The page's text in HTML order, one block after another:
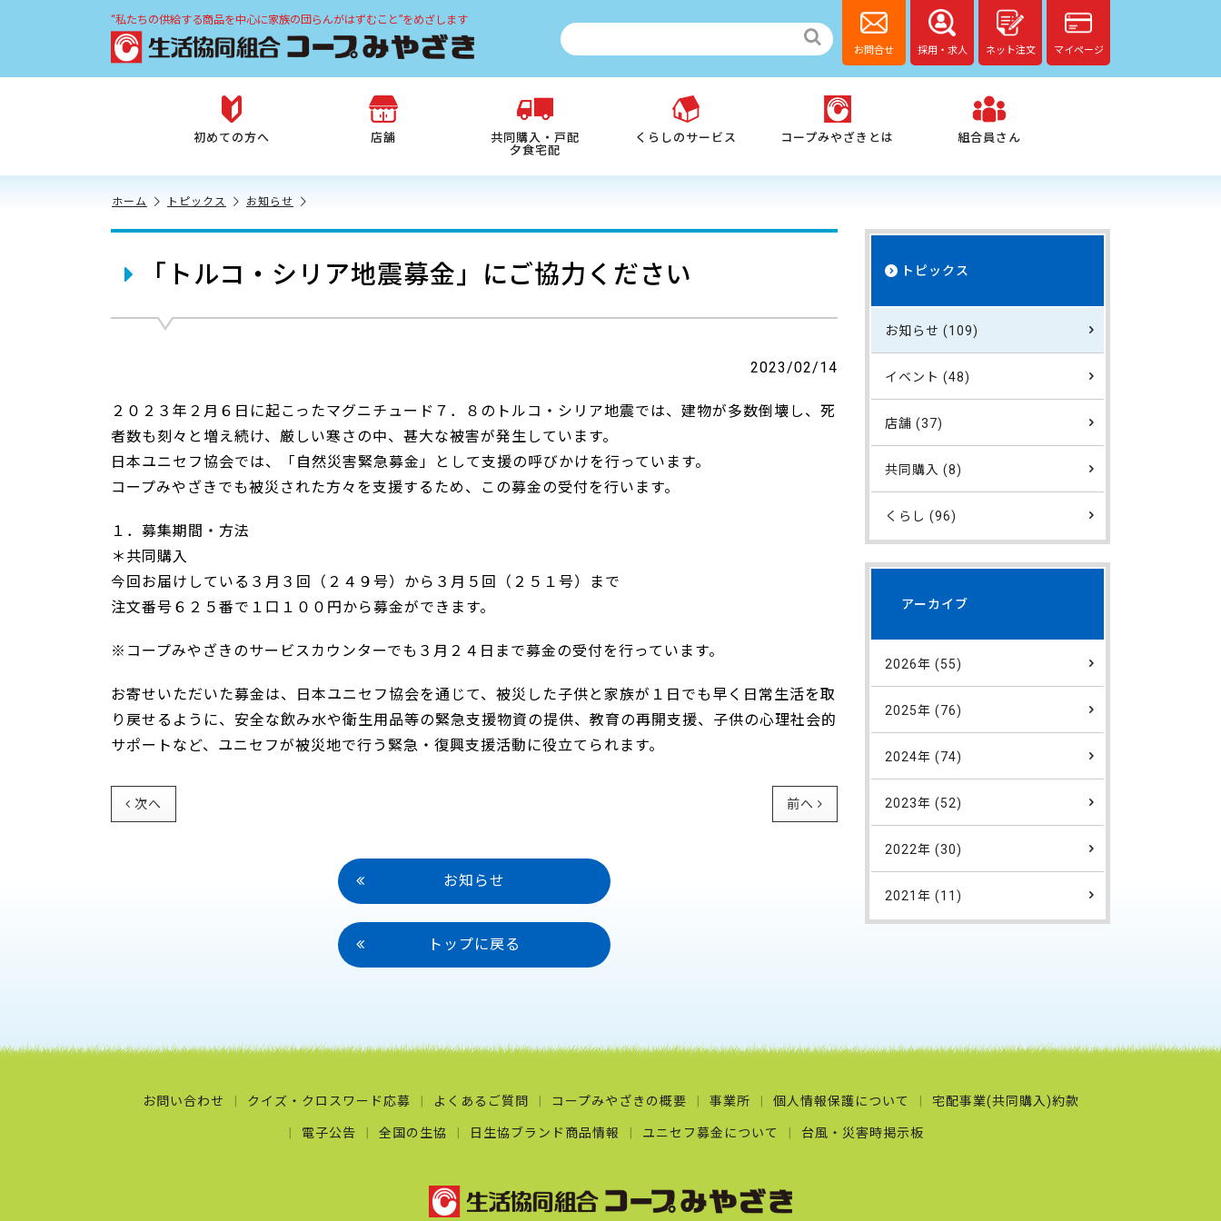
“私たちの供給する商品を中心に家族の団らんがはずむこと”をめざします
お問合せ 採用・求人 ネット注文 マイページ
初めての方へ 店舗
共同購入・戸配
夕食宅配
くらしのサービス コープみやざきとは 組合員さん
ホーム トピックス お知らせ
「トルコ・シリア地震募金」にご協力ください
2023/02/14
２０２３年２月６日に起こったマグニチュード７．８のトルコ・シリア地震では、建物が多数倒壊し、死
者数も刻々と増え続け、厳しい寒さの中、甚大な被害が発生しています。
日本ユニセフ協会では、「自然災害緊急募金」として支援の呼びかけを行っています。
コープみやざきでも被災された方々を支援するため、この募金の受付を行います。
１．募集期間・方法
＊共同購入
今回お届けしている３月３回（２４９号）から３月５回（２５１号）まで
注文番号６２５番で１口１００円から募金ができます。
※コープみやざきのサービスカウンターでも３月２４日まで募金の受付を行っています。
お寄せいただいた募金は、日本ユニセフ協会を通じて、被災した子供と家族が１日でも早く日常生活を取
り戻せるように、安全な飲み水や衛生用品等の緊急支援物資の提供、教育の再開支援、子供の心理社会的
サポートなど、ユニセフが被災地で行う緊急・復興支援活動に役立てられます。
次へ 前へ
お知らせ
トップに戻る
トピックス
お知らせ (109)
イベント (48)
店舗 (37)
共同購入 (8)
くらし (96)
アーカイブ
2026年 (55)
2025年 (76)
2024年 (74)
2023年 (52)
2022年 (30)
2021年 (11)
お問い合わせ クイズ・クロスワード応募 よくあるご質問 コープみやざきの概要 事業所 個人情報保護について 宅配事業(共同購入)約款
電子公告 全国の生協 日生協ブランド商品情報 ユニセフ募金について 台風・災害時掲示板